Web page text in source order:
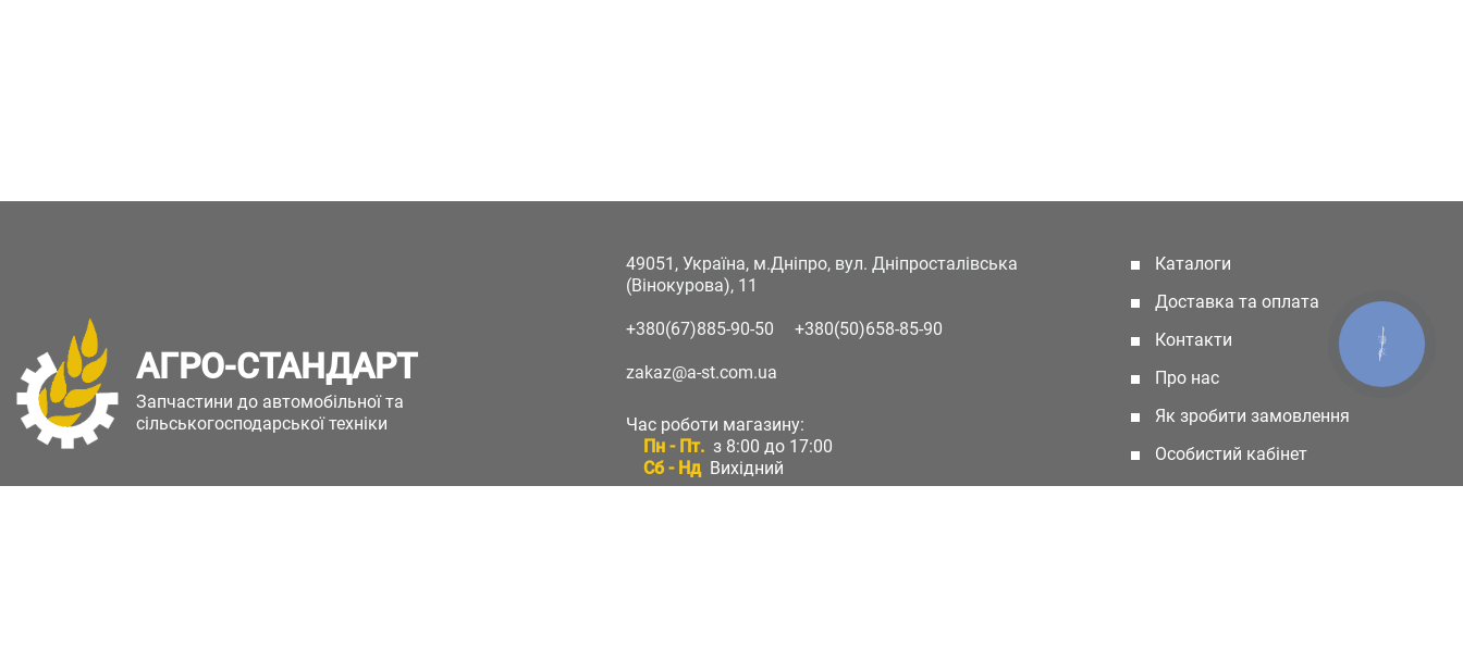
АГРО-СТАНДАРТ
Запчастини до автомобільної та
сільськогосподарської техніки
49051, Україна, м.Дніпро, вул. Дніпросталівська
(Вінокурова), 11
+380(67)885-90-50 +380(50)658-85-90
zakaz@a-st.com.ua
Час роботи магазину:
Пн - Пт. з 8:00 до 17:00
Сб - Нд Вихідний
Каталоги
Доставка та оплата
Контакти
Про нас
Як зробити замовлення
Особистий кабінет
КНОПКА
ЗВ'ЯЗКУ